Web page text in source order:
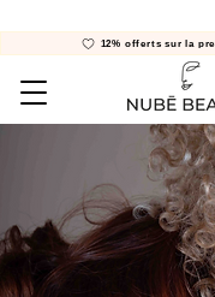
12% offerts sur la